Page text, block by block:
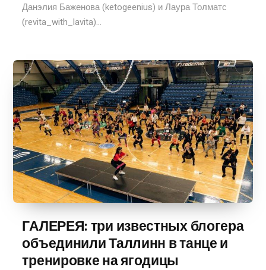
Данэлия Баженова (ketogeenius) и Лаура Толматс
(revita_with_lavita)...
ГАЛЕРЕЯ: три известных блогера
объединили Таллинн в танце и
тренировке на ягодицы